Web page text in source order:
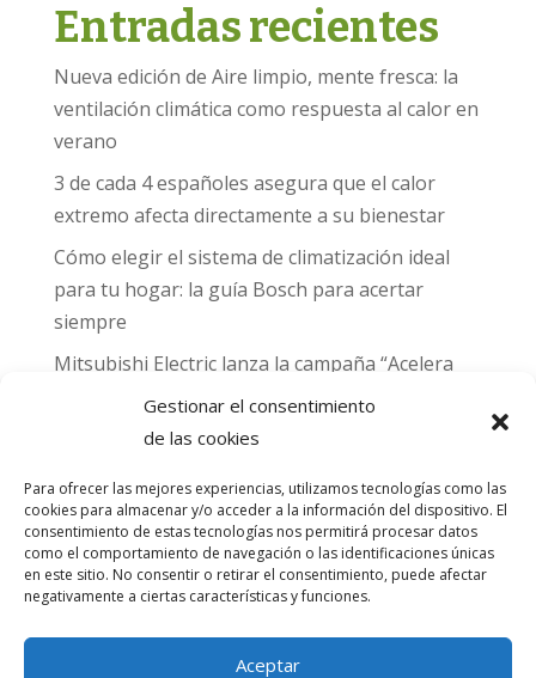
Gestionar el consentimiento
de las cookies
Para ofrecer las mejores experiencias, utilizamos tecnologías como las
cookies para almacenar y/o acceder a la información del dispositivo. El
consentimiento de estas tecnologías nos permitirá procesar datos
como el comportamiento de navegación o las identificaciones únicas
en este sitio. No consentir o retirar el consentimiento, puede afectar
negativamente a ciertas características y funciones.
Aceptar
Entradas recientes
Nueva edición de Aire limpio, mente fresca: la
ventilación climática como respuesta al calor en
verano
3 de cada 4 españoles asegura que el calor
extremo afecta directamente a su bienestar
Cómo elegir el sistema de climatización ideal
para tu hogar: la guía Bosch para acertar
siempre
Mitsubishi Electric lanza la campaña “Acelera
hacia MADRID 2026” y premia con entradas
para el Gran Premio de Fórmula 1 de Madrid
sello CO₂ Nulo: confort real, salud y
descarbonización en una sola vivienda
Comentarios
recientes